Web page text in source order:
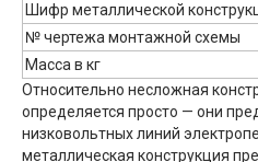
Шифр металлической
№ чертежа монтажной схемы
Масса в кг
Относительно несложная
определяется просто — они
низковольтных линий
металлическая конструкция